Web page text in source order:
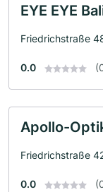
EYE EYE
Friedrichstraße
0.0
Apollo-
Friedrichstraße
0.0